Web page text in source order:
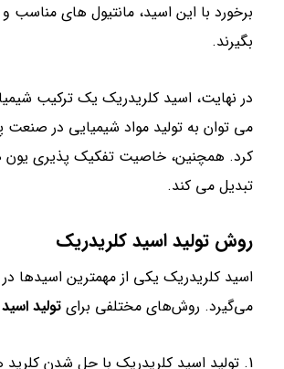
برخورد با این اسید، مانتیول های
بگیرند.
در نهایت، اسید کلریدریک یک ترکیب
کرد. همچنین، خاصیت تفکیک پذیری یون
تبدیل می کند.
روش تولید اسید کلریدریک
اسید کلریدریک یکی از مهمترین اسیدها
می‌گیرد. روش‌های مختلفی برای تولید
1. تولید اسید کلریدریک با حل شدن کلرید هیدروژن در آب: